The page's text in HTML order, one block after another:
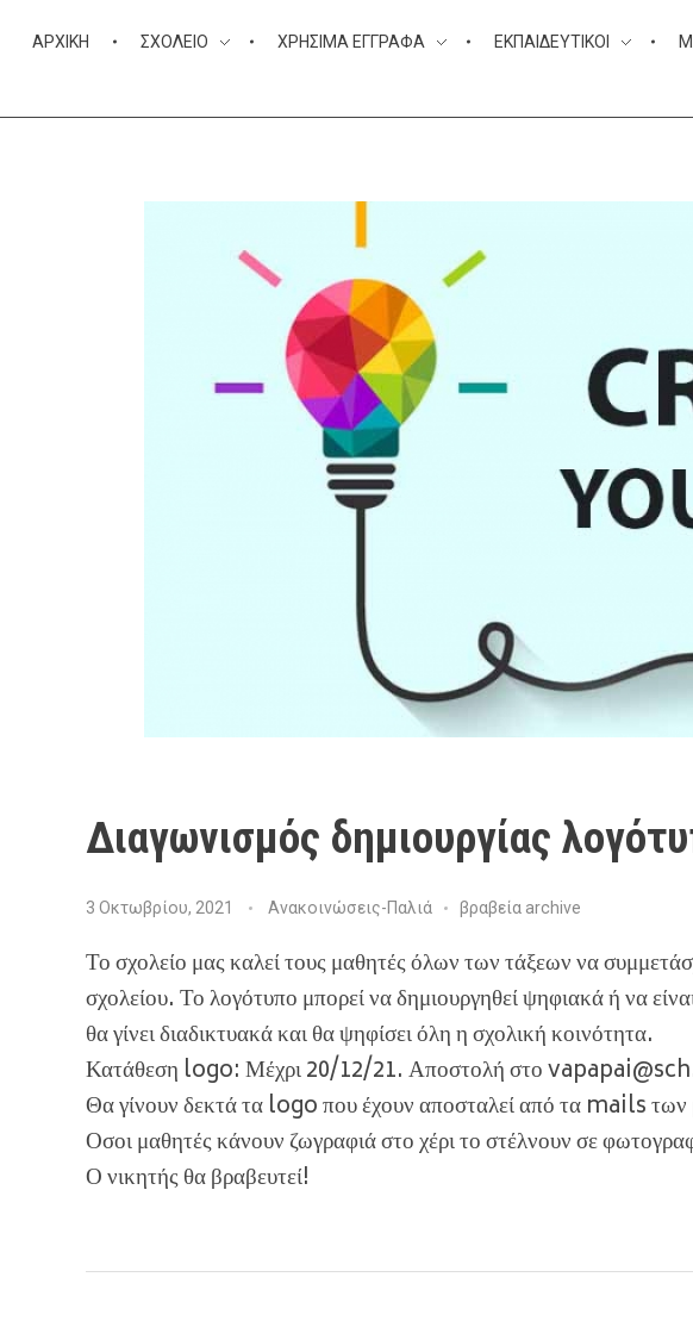
ΑΡΧΙΚΉ ΣΧΟΛΕΊΟ ΧΡΉΣΙΜΑ ΈΓΓΡΑΦΑ ΕΚΠΑΙΔΕΥΤΙΚΟΊ
Διαγωνισμός δημιουργίας
3 Οκτωβρίου, 2021 Ανακοινώσεις-Παλιά βραβεία archive
Το σχολείο μας καλεί τους μαθητές όλων των τάξεων να
σχολείου. Το λογότυπο μπορεί να δημιουργηθεί ψηφιακά ή να
θα γίνει διαδικτυακά και θα ψηφίσει όλη η σχολική κοινότητα.
Κατάθεση logo: Μέχρι 20/12/21. Αποστολή στο
Θα γίνουν δεκτά τα logo που έχουν αποσταλεί από τα mails
Οσοι μαθητές κάνουν ζωγραφιά στο χέρι το στέλνουν σε
Ο νικητής θα βραβευτεί!